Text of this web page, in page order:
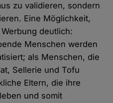
zu validieren, sondern
Eine Möglichkeit,
deutlich:
Menschen werden
als Menschen, die
Sellerie und Tofu
Eltern, die ihre
und somit